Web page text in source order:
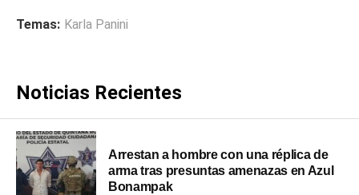
Temas: Karla Panini
Noticias Recientes
Arrestan a hombre con una réplica de
arma tras presuntas amenazas en Azul
Bonampak